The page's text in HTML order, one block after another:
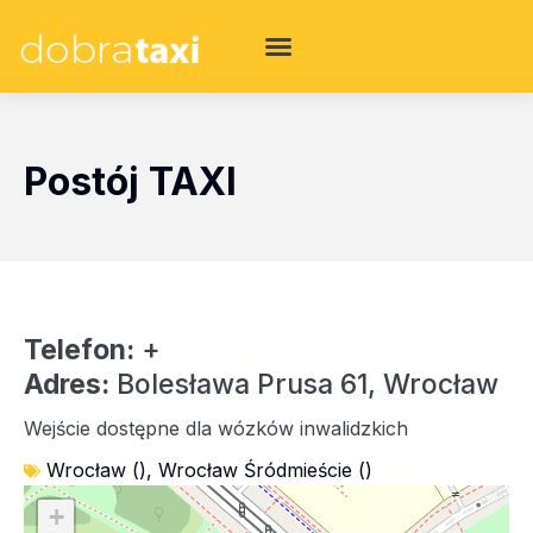
Postój TAXI
Telefon: +
Adres: Bolesława Prusa 61, Wrocław
Wejście dostępne dla wózków inwalidzkich
Wrocław (), Wrocław Śródmieście ()
+